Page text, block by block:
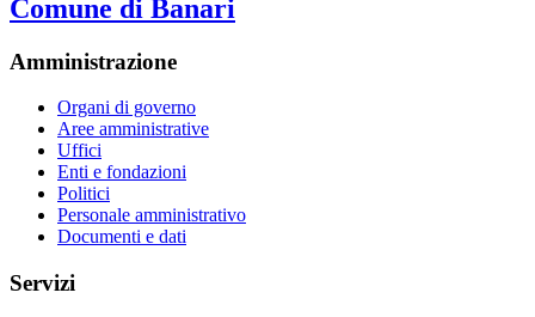
Comune di Banari
Amministrazione
Organi di governo
Aree amministrative
Uffici
Enti e fondazioni
Politici
Personale amministrativo
Documenti e dati
Servizi